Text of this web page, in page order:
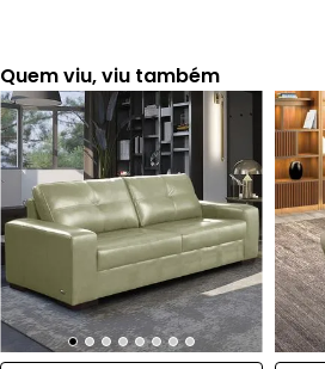
Quem viu, viu também